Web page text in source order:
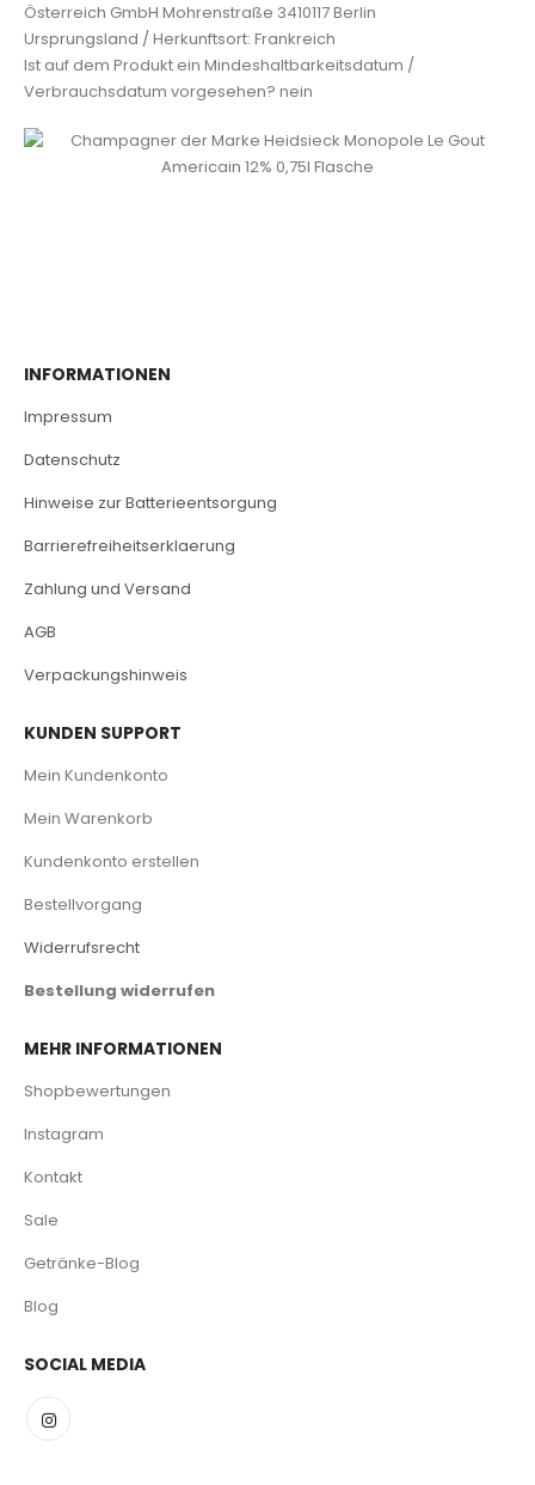
Österreich GmbH Mohrenstraße 3410117 Berlin
Ursprungsland / Herkunftsort: Frankreich
Ist auf dem Produkt ein Mindeshaltbarkeitsdatum /
Verbrauchsdatum vorgesehen? nein
INFORMATIONEN
Impressum
Datenschutz
Hinweise zur Batterieentsorgung
Barrierefreiheitserklaerung
Zahlung und Versand
AGB
Verpackungshinweis
KUNDEN SUPPORT
Mein Kundenkonto
Mein Warenkorb
Kundenkonto erstellen
Bestellvorgang
Widerrufsrecht
Bestellung widerrufen
MEHR INFORMATIONEN
Shopbewertungen
Instagram
Kontakt
Sale
Getränke-Blog
Blog
SOCIAL MEDIA